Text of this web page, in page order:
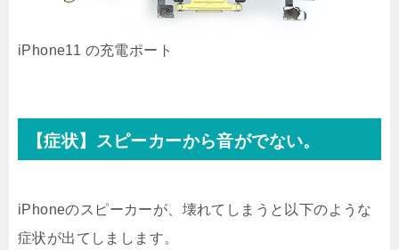
iPhone11 の充電ポート
【症状】スピーカーから音がでない。
iPhoneのスピーカーが、壊れてしまうと以下のような
症状が出てしまします。